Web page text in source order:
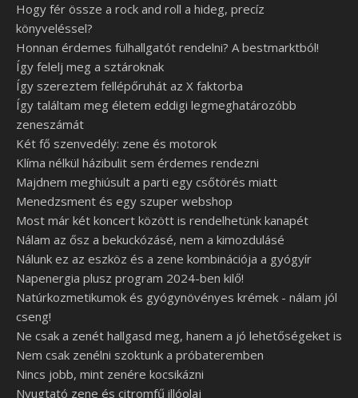
Hogy fér össze a rock and roll a hideg, precíz
könyveléssel?
Honnan érdemes fülhallgatót rendelni? A bestmarktból!
Így felelj meg a sztároknak
Így szereztem fellépőruhát az X faktorba
Így találtam meg életem eddigi legmeghatározóbb
zeneszámát
Két fő szenvedély: zene és motorok
Klíma nélkül házibulit sem érdemes rendezni
Majdnem meghiúsult a parti egy csőtörés miatt
Menedzsment és egy szuper webshop
Most már két koncert között is rendelhetünk kanapét
Nálam az ősz a bekuckózásé, nem a kimozdulásé
Nálunk ez az eszköz és a zene kombinációja a gyógyír
Napenergia plusz program 2024-ben kilő!
Natúrkozmetikumok és gyógynövényes krémek - nálam jól
cseng!
Ne csak a zenét hallgasd meg, hanem a jó lehetőségeket is
Nem csak zenélni szoktunk a próbateremben
Nincs jobb, mint zenére kocsikázni
Nyugtató zene és citromfű illóolaj